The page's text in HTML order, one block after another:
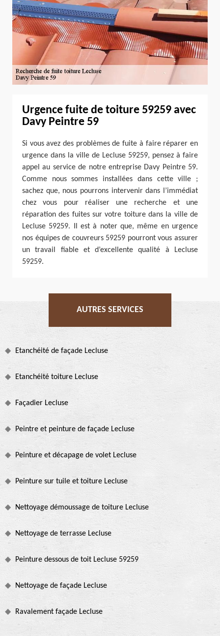
Urgence fuite de toiture 59259 avec
Davy Peintre 59
Si vous avez des problèmes de fuite à faire réparer en
urgence dans la ville de Lecluse 59259, pensez à faire
appel au service de notre entreprise Davy Peintre 59.
Comme nous sommes installées dans cette ville ;
sachez que, nous pourrons intervenir dans l’immédiat
chez vous pour réaliser une recherche et une
réparation des fuites sur votre toiture dans la ville de
Lecluse 59259. Il est à noter que, même en urgence
nos équipes de couvreurs 59259 pourront vous assurer
un travail fiable et d’excellente qualité à Lecluse
59259.
AUTRES SERVICES
Etanchéité de façade Lecluse
Etanchéité toiture Lecluse
Façadier Lecluse
Peintre et peinture de façade Lecluse
Peinture et décapage de volet Lecluse
Peinture sur tuile et toiture Lecluse
Nettoyage démoussage de toiture Lecluse
Nettoyage de terrasse Lecluse
Peinture dessous de toit Lecluse 59259
Nettoyage de façade Lecluse
Ravalement façade Lecluse